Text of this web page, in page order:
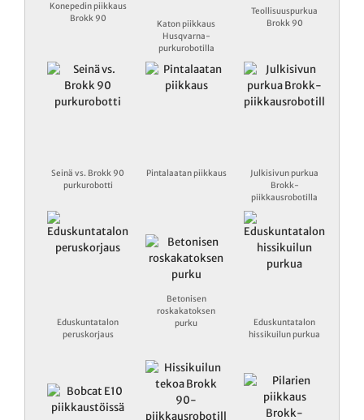
Konepedin piikkaus
Brokk 90
Katon piikkaus
Husqvarna-
purkurobotilla
Teollisuuspurkua
Brokk 90
Seinä vs. Brokk 90
purkurobotti
Pintalaatan piikkaus
Julkisivun purkua
Brokk-
piikkausrobotilla
Eduskuntatalon
peruskorjaus
Betonisen
roskakatoksen
purku
Eduskuntatalon
hissikuilun purkua